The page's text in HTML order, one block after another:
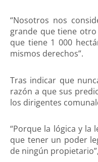
“Nosotros nos
grande que tiene
que tiene 1 000
mismos derechos”.
Tras indicar que
razón a que sus
los dirigentes
“Porque la lógica y
que tener un poder
de ningún